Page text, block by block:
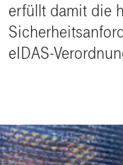
erfüllt damit die
eIDAS-